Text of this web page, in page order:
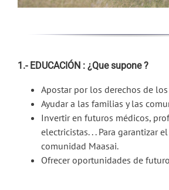
1.- EDUCACIÓN : ¿Que supone ?
Apostar por los derechos de
Ayudar a las familias y las
Invertir en futuros médicos,
electricistas. . . Para garantizar
comunidad Maasai.
Ofrecer oportunidades de